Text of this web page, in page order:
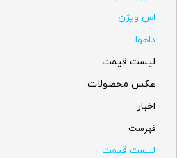
اس ویژن
داهوا
لیست قیمت
عکس محصولات
اخبار
فهرست
لیست قیمت